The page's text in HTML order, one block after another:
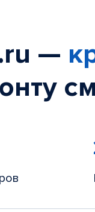
—